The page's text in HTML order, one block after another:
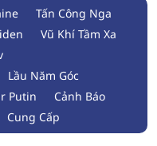
Tấn Công Nga
Vũ Khí Tầm Xa
Lầu Năm Góc
Putin
Cảnh Báo
Cung Cấp